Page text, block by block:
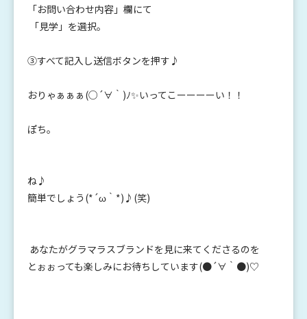
「お問い合わせ内容」欄にて
「見学」を選択。
③すべて記入し送信ボタンを押す♪
おりゃぁぁぁ(○´∀｀)ﾉ✨いってこーーーーい！！
ぽち。
ね♪
簡単でしょう(*´ω｀*)♪(笑)
あなたがグラマラスブランドを見に来てくださるのを
とぉぉっても楽しみにお待ちしています(●´∀｀●)♡